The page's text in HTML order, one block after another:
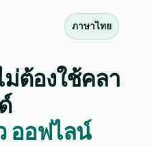
ภาษาไทย
ต้องใช้คลา
ออฟไลน์